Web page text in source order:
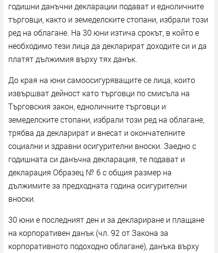
годишни данъчни декларации подават и едноличните
търговци, както и земеделските стопани, избрали този
ред на облагане. На 30 юни изтича срокът, в който е
необходимо тези лица да декларират доходите си и да
платят дължимия върху тях данък.
До края на юни самоосигуряващите се лица, които
извършват дейност като търговци по смисъла на
Търговския закон, едноличните търговци и
земеделските стопани, избрали този ред на облагане,
трябва да декларират и внесат и окончателните
социални и здравни осигурителни вноски. Заедно с
годишната си данъчна декларация, те подават и
декларация Образец № 6 с общия размер на
дължимите за предходната година осигурителни
вноски.
30 юни е последният ден и за деклариране и плащане
на корпоративен данък (чл. 92 от Закона за
корпоративното подоходно облагане), данъка върху